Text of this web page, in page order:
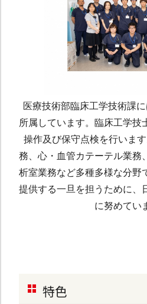
医療技術部臨床工学技術課
所属しています。臨床工学技
操作及び保守点検を行いま
務、心・血管カテーテル業務
析室業務など多種多様な分野
提供する一旦を担うために、
に努めてい
特色